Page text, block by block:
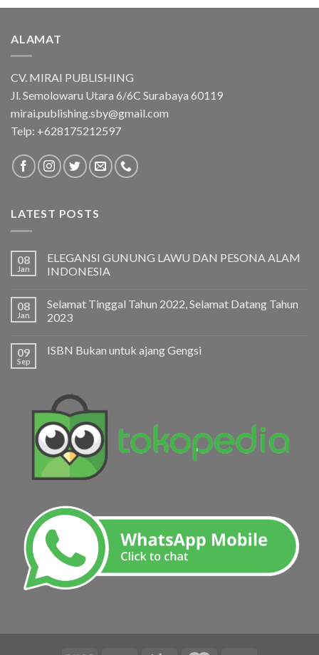
ALAMAT
CV. MIRAI PUBLISHING
Jl. Semolowaru Utara 6/6C Surabaya 60119
mirai.publishing.sby@gmail.com
Telp: +628175212597
LATEST POSTS
08
Jan
ELEGANSI GUNUNG LAWU DAN PESONA ALAM
INDONESIA
08
Jan
Selamat Tinggal Tahun 2022, Selamat Datang Tahun
2023
09
Sep
ISBN Bukan untuk ajang Gengsi